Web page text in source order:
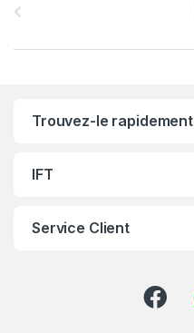
Trouvez-le rapidement
IFT
Service Client